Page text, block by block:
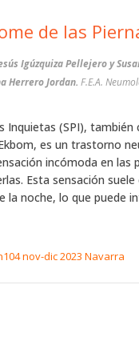
de las
Igúzquiza Pellejero y
Herrero Jordan. F.E.A. Neumología.
Inquietas (SPI),
es un trastorno
incómoda en las
Esta sensación
la noche, lo que puede
nov-dic 2023 Navarra